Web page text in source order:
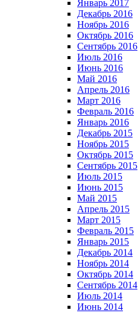
Январь 2017
Декабрь 2016
Ноябрь 2016
Октябрь 2016
Сентябрь 2016
Июль 2016
Июнь 2016
Май 2016
Апрель 2016
Март 2016
Февраль 2016
Январь 2016
Декабрь 2015
Ноябрь 2015
Октябрь 2015
Сентябрь 2015
Июль 2015
Июнь 2015
Май 2015
Апрель 2015
Март 2015
Февраль 2015
Январь 2015
Декабрь 2014
Ноябрь 2014
Октябрь 2014
Сентябрь 2014
Июль 2014
Июнь 2014